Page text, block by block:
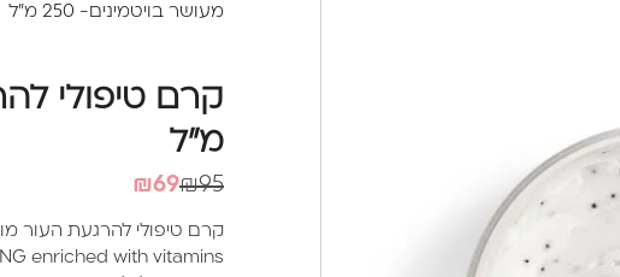
מעושר בויטמינים- 250 מ"ל
מ"ל
₪95
המחיר
היה:
₪69
המחיר
הוא:
קרם טיפולי להרגעת העור
enriched with vitamins